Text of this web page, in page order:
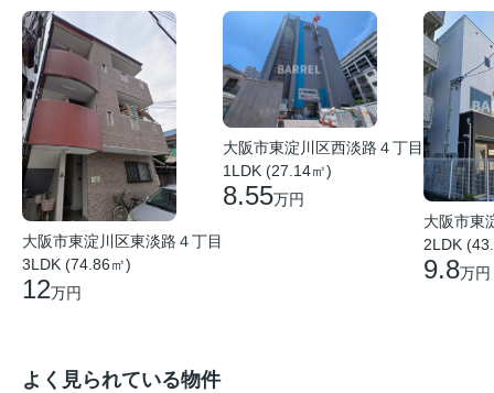
大阪市東淀川区東淡路４丁目
3LDK (74.86㎡)
12万円
大阪市東淀川区西淡路４丁目
1LDK (27.14㎡)
8.55万円
大阪市東
2LDK
9.8万円
よく見られている物件